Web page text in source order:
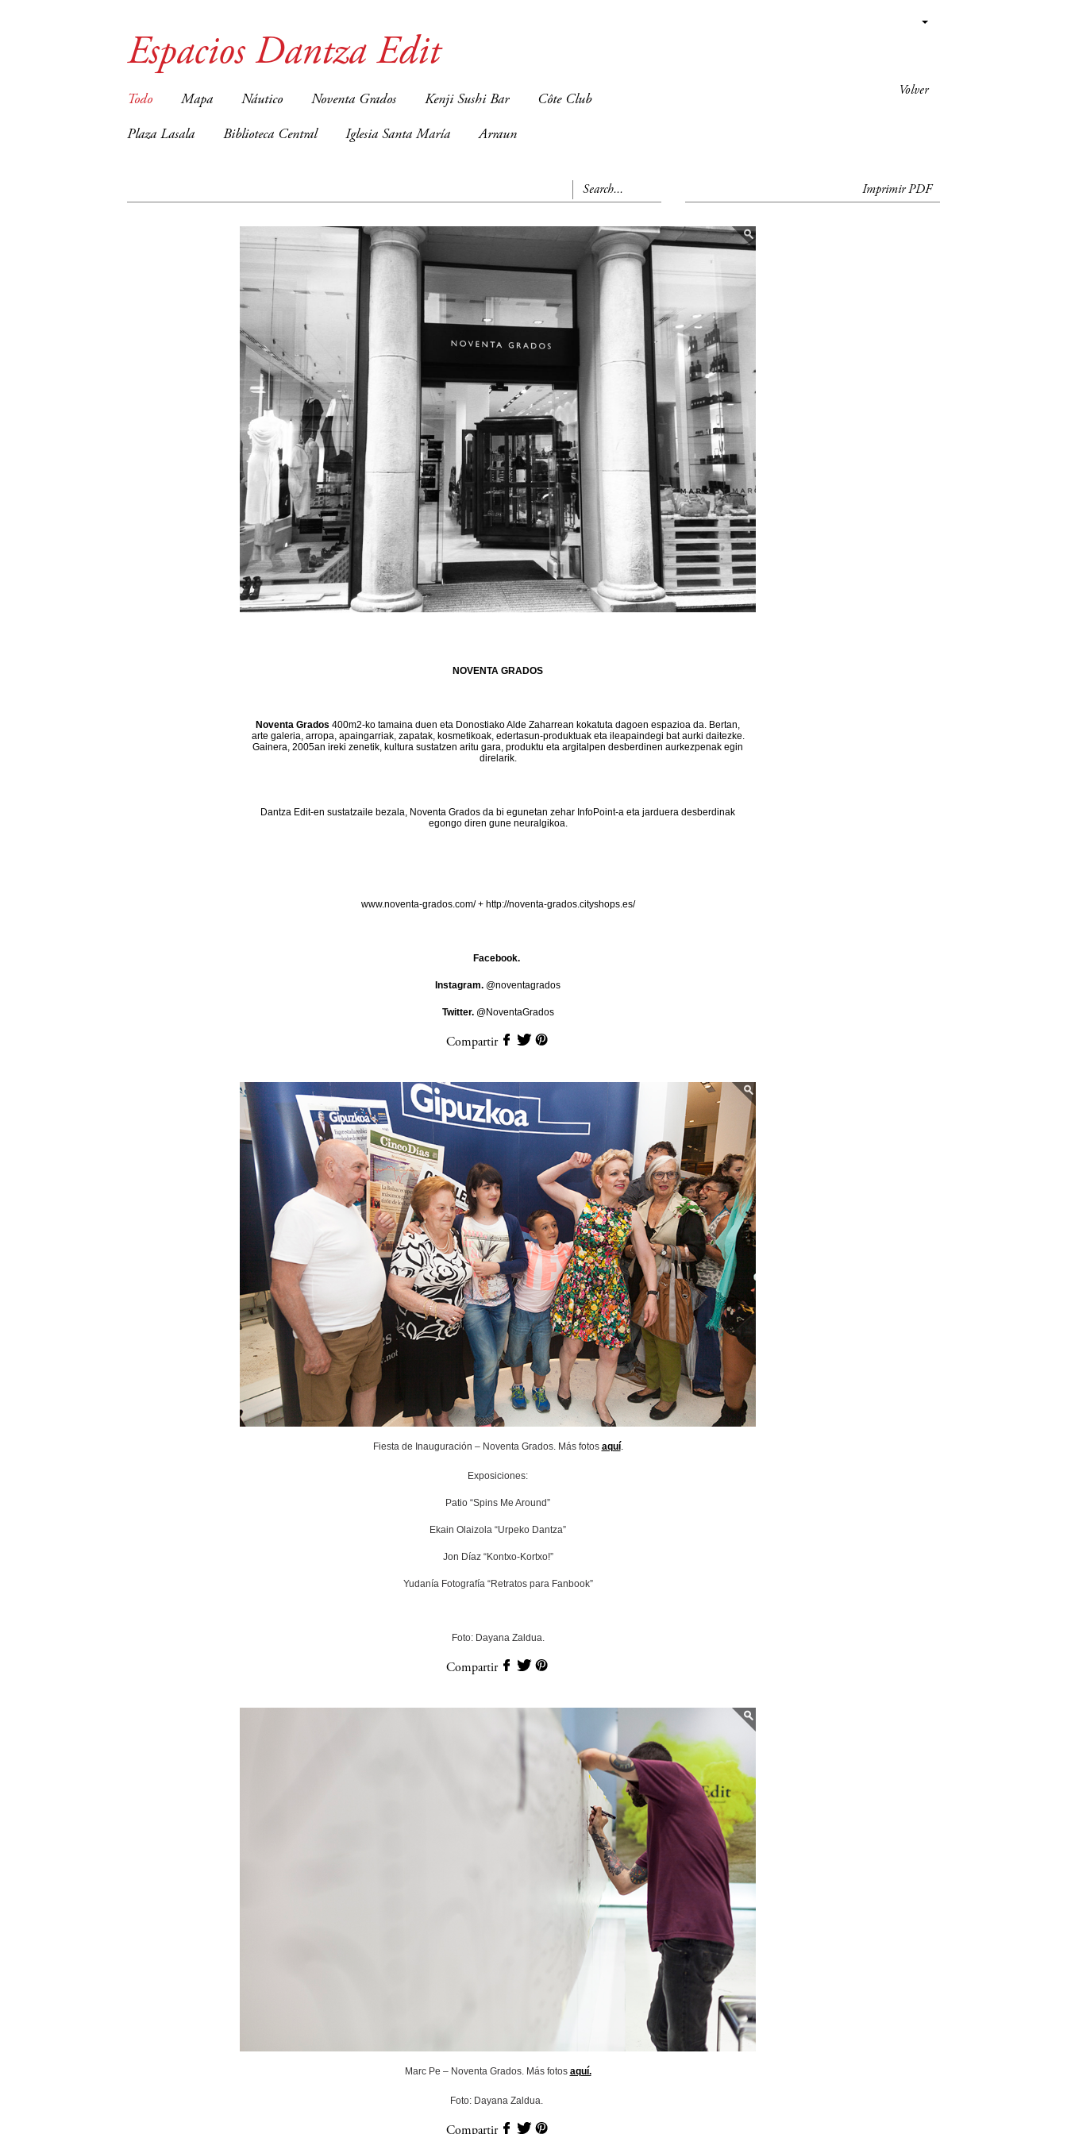
Volver
Espacios Dantza Edit
Todo Mapa Náutico Noventa Grados Kenji Sushi Bar Côte Club
Plaza Lasala Biblioteca Central Iglesia Santa María Arraun
Imprimir PDF
NOVENTA GRADOS
Noventa Grados 400m2-ko tamaina duen eta Donostiako Alde Zaharrean kokatuta dagoen espazioa da. Bertan,
arte galeria, arropa, apaingarriak, zapatak, kosmetikoak, edertasun-produktuak eta ileapaindegi bat aurki daitezke.
Gainera, 2005an ireki zenetik, kultura sustatzen aritu gara, produktu eta argitalpen desberdinen aurkezpenak egin
direlarik.
Dantza Edit-en sustatzaile bezala, Noventa Grados da bi egunetan zehar InfoPoint-a eta jarduera desberdinak
egongo diren gune neuralgikoa.
www.noventa-grados.com/+http://noventa-grados.cityshops.es/
Facebook.
Instagram. @noventagrados
Twitter.@NoventaGrados
Compartir
Fiesta de Inauguración – Noventa Grados. Más fotos aquí.
Exposiciones:
Patio “Spins Me Around”
Ekain Olaizola “Urpeko Dantza”
Jon Díaz “Kontxo-Kortxo!”
Yudanía Fotografía “Retratos para Fanbook”
Foto: Dayana Zaldua.
Compartir
Marc Pe – Noventa Grados. Más fotos aquí.
Foto: Dayana Zaldua.
Compartir